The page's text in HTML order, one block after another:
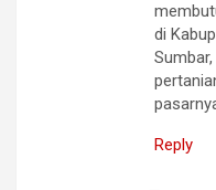
di
Reply